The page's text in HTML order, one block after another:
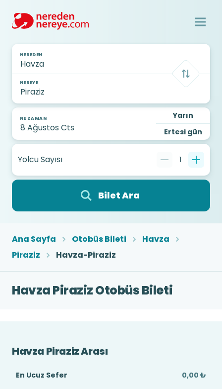
NEREDEN
NEREYE
NE ZAMAN
Yarın
Ertesi gün
Yolcu Sayısı 1
Bilet Ara
Ana Sayfa Otobüs Bileti
Havza
Piraziz
Havza-Piraziz
Havza Piraziz Otobüs Bileti
Havza Piraziz Arası
En Ucuz Sefer
0,00 ₺